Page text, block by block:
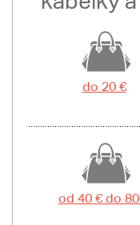
do 20 €
od 40 € do